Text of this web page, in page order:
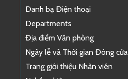
Danh bạ Điện thoại
Departments
Địa điểm Văn phòng
Ngày lễ và Thời gian Đóng cửa
Trang giới thiệu Nhân viên